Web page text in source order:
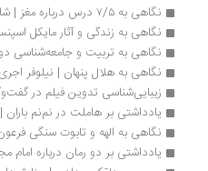
نگاهی به ۷/۵ درس درباره مغز | شایان اویسی
نگاهی به زندگی و آثار مایکل اسپنس |
نگاهی به تربیت و جامعه‌شناسی دورکیم |
نگاهی به هلال پنهان | نیلوفر اجری
زیبایی‌شناسی تدوین فیلم در گفت‌وگو
یادداشتی بر هاملت در نم‌نم باران | ناجی
نگاهی به الهه و تابوت سنگی فرعون | رضا
یادداشتی بر دو رمان درباره امام